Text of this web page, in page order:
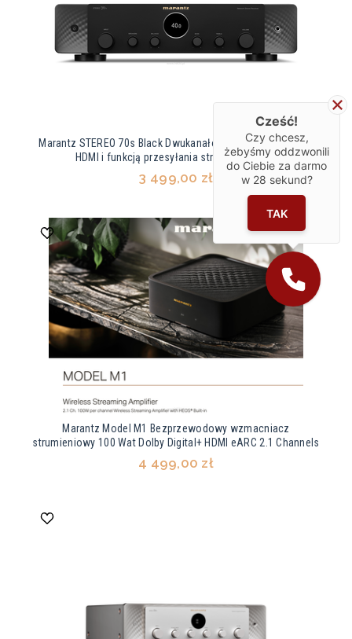
Marantz STEREO 70s Black Dwukanałowy amplituner Hi-Fi z
HDMI i funkcją przesyłania strumieniowego
3 499,00 zł
Marantz Model M1 Bezprzewodowy wzmacniacz
strumieniowy 100 Wat Dolby Digital+ HDMI eARC 2.1 Channels
4 499,00 zł
Cześć!
Czy chcesz,
żebyśmy oddzwonili
do Ciebie za darmo
w 28 sekund?
TAK